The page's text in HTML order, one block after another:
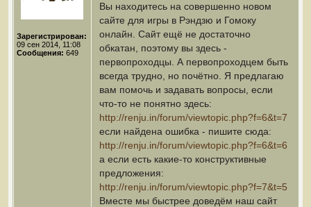
Зарегистрирован:
09 сен 2014, 11:08
Сообщения: 649
Вы находитесь на совершенно новом
сайте для игры в Рэндзю и Гомоку
онлайн. Сайт ещё не достаточно
обкатан, поэтому вы здесь -
первопроходцы. А первопроходцем быть
всегда трудно, но почётно. Я предлагаю
вам помочь и задавать вопросы, если
что-то не понятно здесь:
http://renju.in/forum/viewtopic.php?f=6&t=7
если найдена ошибка - пишите сюда:
http://renju.in/forum/viewtopic.php?f=6&t=6
а если есть какие-то конструктивные
предложения:
http://renju.in/forum/viewtopic.php?f=7&t=5
Вместе мы быстрее доведём наш сайт